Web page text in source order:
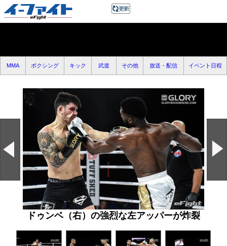
MMA ボクシング キック 武道 その他 放送・配信 イベント日程
ドゥンベ（右）の強烈な左アッパーが炸裂